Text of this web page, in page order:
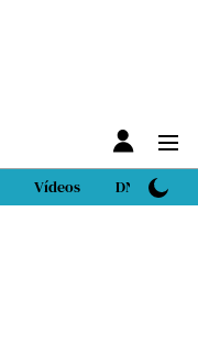
Vídeos DN Sport